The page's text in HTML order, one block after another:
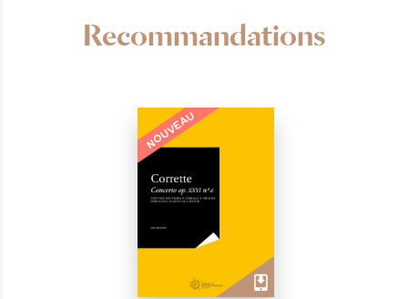
Recommandations
NOUVEAU